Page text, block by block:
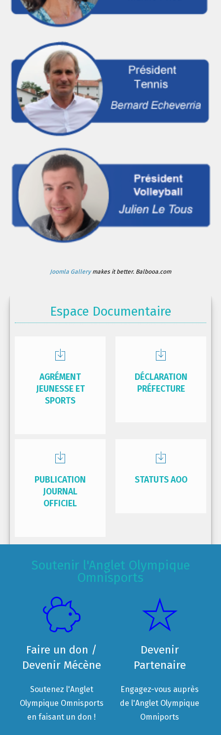
Joomla Gallerymakes it better. Balbooa.com
Espace Documentaire
AGRÉMENT
JEUNESSE ET
SPORTS
DÉCLARATION
PRÉFECTURE
PUBLICATION
JOURNAL
OFFICIEL
STATUTS AOO
Soutenir l'Anglet Olympique
Omnisports
Faire un don /
Devenir Mécène
Soutenez l'Anglet
Olympique Omnisports
en faisant un don !
Devenir
Partenaire
Engagez-vous auprès
de l'Anglet Olympique
Omniports